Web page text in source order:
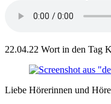
22.04.22 Wort in den Tag
Liebe Hörerinnen und